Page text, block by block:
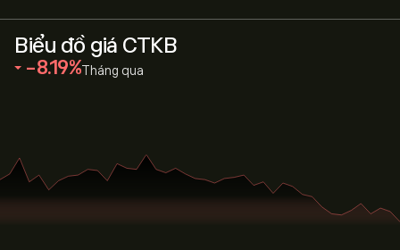
Biểu đồ giá CTKB
‎-8.19‎ Tháng qua